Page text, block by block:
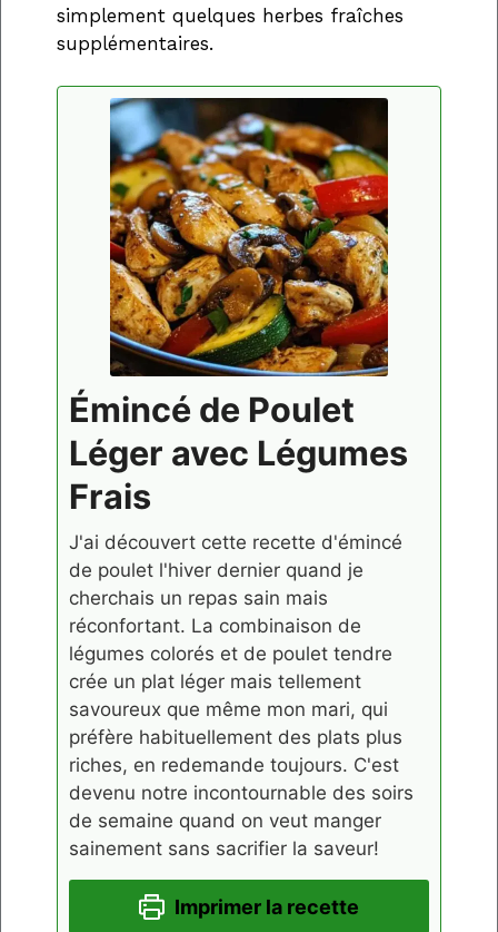
simplement quelques herbes fraîches
supplémentaires.
Émincé de Poulet
Léger avec Légumes
Frais
J'ai découvert cette recette d'émincé
de poulet l'hiver dernier quand je
cherchais un repas sain mais
réconfortant. La combinaison de
légumes colorés et de poulet tendre
crée un plat léger mais tellement
savoureux que même mon mari, qui
préfère habituellement des plats plus
riches, en redemande toujours. C'est
devenu notre incontournable des soirs
de semaine quand on veut manger
sainement sans sacrifier la saveur!
Imprimer la recette